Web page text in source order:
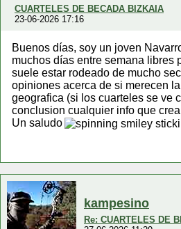
CUARTELES DE BECADA BIZKAIA
23-06-2026 17:16
Buenos días, soy un joven
muchos días entre semana libres
suele estar rodeado de mucho
opiniones acerca de si merecen
geografica (si los cuarteles se ve
conclusion cualquier info que
Un saludo
kampesino
Re: CUARTELES DE